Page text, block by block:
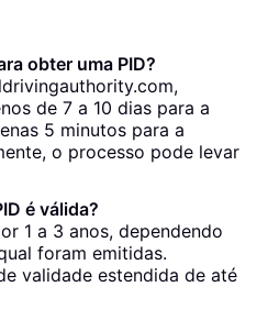
obter uma PID?
de 7 a 10 dias para a
5 minutos para a
o processo pode levar
é válida?
1 a 3 anos, dependendo
foram emitidas.
validade estendida de até